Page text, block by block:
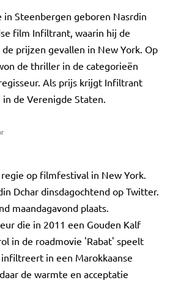
in Steenbergen geboren Nasrdin
film Infiltrant, waarin hij de
prijzen gevallen in New York. Op
de thriller in de categorieën
Als prijs krijgt Infiltrant
de Verenigde Staten.
op filmfestival in New York.
Dchar dinsdagochtend op Twitter.
maandagavond plaats.
die in 2011 een Gouden Kalf
in de roadmovie 'Rabat' speelt
in een Marokkaanse
de warmte en acceptatie